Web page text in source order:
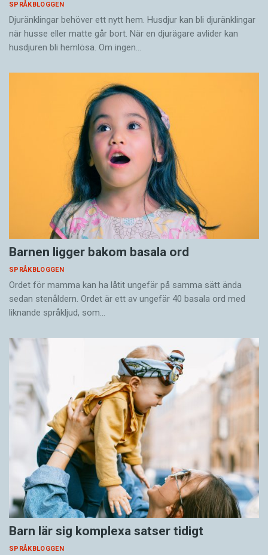
SPRÅKBLOGGEN
Djuränklingar behöver ett nytt hem. Husdjur kan bli djuränklingar
när husse eller matte går bort. När en djurägare avlider kan
husdjuren bli hemlösa. Om ingen…
Barnen ligger bakom basala ord
SPRÅKBLOGGEN
Ordet för mamma kan ha låtit ungefär på samma sätt ända
sedan stenåldern. Ordet är ett av ungefär 40 basala ord med
liknande språkljud, som…
Barn lär sig komplexa satser tidigt
SPRÅKBLOGGEN